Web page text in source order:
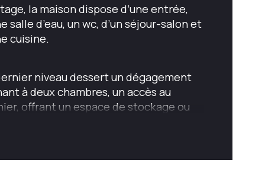
de construction
la maison dispose d’une entrée,
salle d’eau, un wc, d’un séjour-salon et
cuisine.
niveau dessert un dégagement
à deux chambres, un accès au
offrant un espace de stockage ou